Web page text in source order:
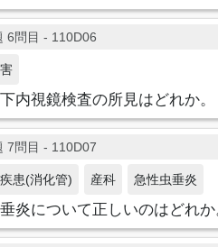
6問目 - 110D06
内視鏡検査の所見はどれか。
7問目 - 110D07
患(消化管) 産科 急性虫垂炎
炎について正しいのはどれか